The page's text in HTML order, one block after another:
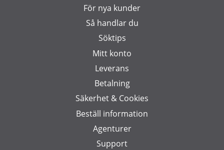
För nya kunder
Så handlar du
Söktips
Mitt konto
Leverans
Betalning
Säkerhet & Cookies
Beställ information
Agenturer
Support